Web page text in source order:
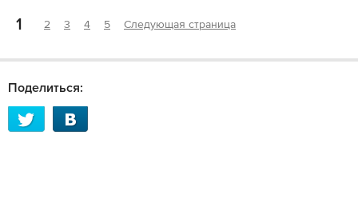
1 2 3 4 5 Следующая страница
Поделиться: